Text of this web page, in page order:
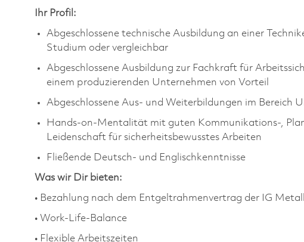
Ihr Profil:
Abgeschlossene technische Ausbildung an einer
Studium oder vergleichbar
Abgeschlossene Ausbildung zur Fachkraft für
einem produzierenden Unternehmen von Vorteil
Abgeschlossene Aus- und Weiterbildungen im Bereich
Hands-on-Mentalität mit guten Kommunikations-,
Leidenschaft für sicherheitsbewusstes Arbeiten
Fließende Deutsch- und Englischkenntnisse
Was wir Dir bieten:
• Bezahlung nach dem Entgeltrahmenvertrag der IG Metall
• Work-Life-Balance
• Flexible Arbeitszeiten